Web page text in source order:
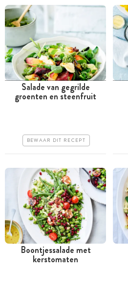
Tussen 30 minuten en 1
Salade van gegrilde
groenten en steenfruit
BEWAAR DIT RECEPT
Minder dan 30 minuten
Boontjessalade met
kerstomaten